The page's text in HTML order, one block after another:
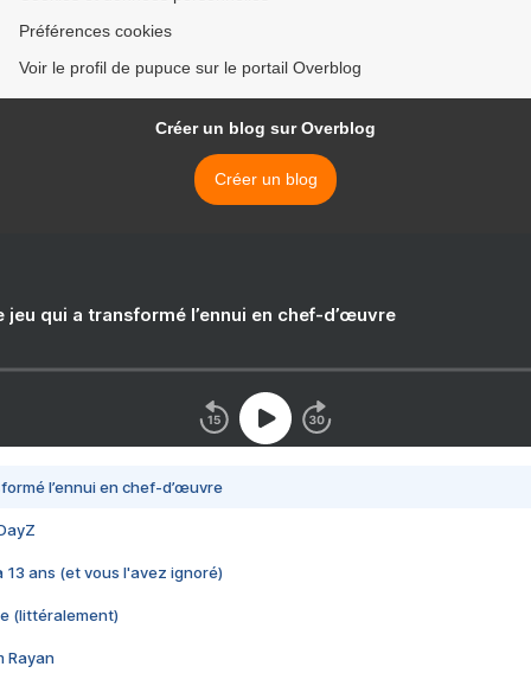
Préférences cookies
Voir le profil de pupuce sur le portail Overblog
Créer un blog sur Overblog
Créer un blog
jeu qui a transformé l’ennui en chef-d’œuvre
l’ennui en chef-d’œuvre
13 ans (et vous l'avez ignoré)
(littéralement)
Rayan